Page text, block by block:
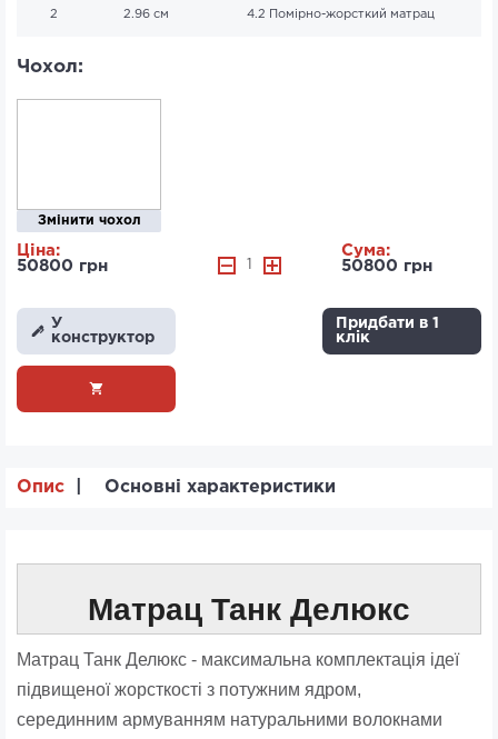
2 2.96 см 4.2 Помірно-жорсткий матрац
Чохол:
Змінити чохол
Ціна:
50800 грн
Сума:
50800 грн
У
конструктор
Придбати в 1
клік
Опис Основні характеристики
Матрац Танк Делюкс
Матрац Танк Делюкс - максимальна комплектація ідеї
підвищеної жорсткості з потужним ядром,
серединним армуванням натуральними волокнами